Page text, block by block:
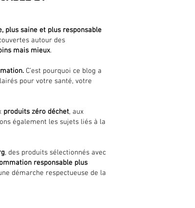
plus saine et plus responsable
autour des
mais mieux.
C’est pourquoi ce blog a
pour votre santé, votre
produits zéro déchet, aux
également les sujets liés à la
, des produits sélectionnés avec
responsable plus
démarche respectueuse de la